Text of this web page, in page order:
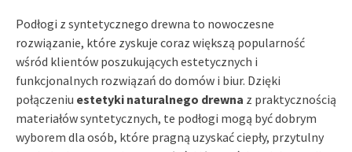
Podłogi z syntetycznego drewna to nowoczesne
rozwiązanie, które zyskuje coraz większą popularność
wśród klientów poszukujących estetycznych i
funkcjonalnych rozwiązań do domów i biur. Dzięki
połączeniu estetyki naturalnego drewna z praktycznością
materiałów syntetycznych, te podłogi mogą być dobrym
wyborem dla osób, które pragną uzyskać ciepły, przytulny